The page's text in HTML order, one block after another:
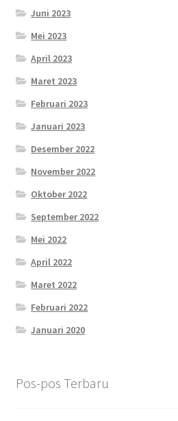
Juni 2023
Mei 2023
April 2023
Maret 2023
Februari 2023
Januari 2023
Desember 2022
November 2022
Oktober 2022
September 2022
Mei 2022
April 2022
Maret 2022
Februari 2022
Januari 2020
Pos-pos Terbaru